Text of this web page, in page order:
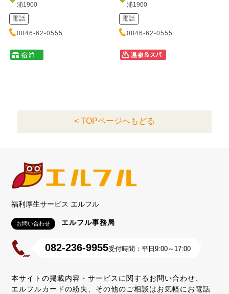
浦1900
電話
0846-62-0555
浦1900
電話
0846-62-0555
< TOPページへもどる
福利厚生サービス エルフル
お問い合わせ エルフル事務局
082-236-9955受付時間：平日9:00～17:00
本サイトの掲載内容・サービスに関するお問い合わせ、
エルフルカードの紛失、その他のご相談はお気軽にお電話